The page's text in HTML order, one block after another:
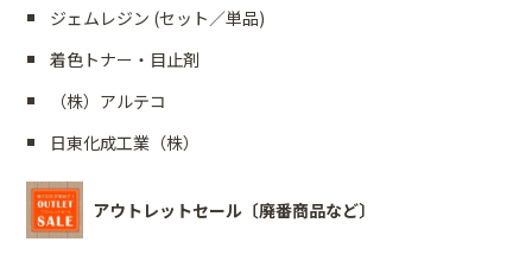
ジェムレジン (セット／単品)
着色トナー・目止剤
（株）アルテコ
日東化成工業（株）
アウトレットセール〔廃番商品など〕